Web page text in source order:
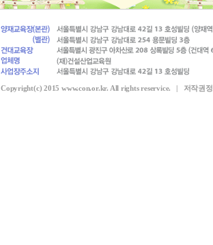
Copyright(c) 2015 www.con.or.kr. All rights reservice. | 저작권